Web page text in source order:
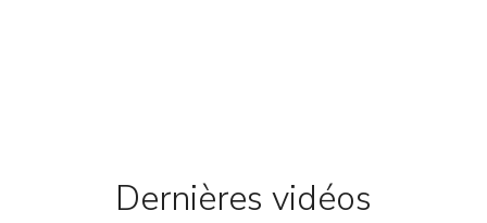
Dernières vidéos